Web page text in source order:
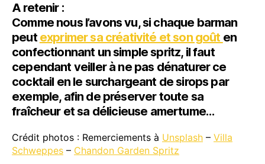
A retenir :
Comme nous l’avons vu, si chaque barman
peut exprimer sa créativité et son goût en
confectionnant un simple spritz, il faut
cependant veiller à ne pas dénaturer ce
cocktail en le surchargeant de sirops par
exemple, afin de préserver toute sa
fraîcheur et sa délicieuse amertume…
Crédit photos : Remerciements à Unsplash – Villa
Schweppes – Chandon Garden Spritz